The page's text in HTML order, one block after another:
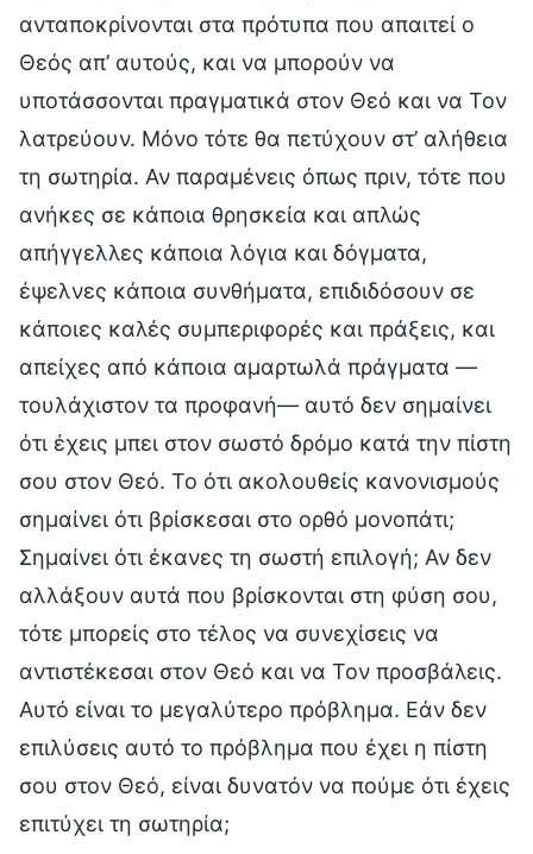
ανταποκρίνονται στα πρότυπα που απαιτεί ο
Θεός απ’ αυτούς, και να μπορούν να
υποτάσσονται πραγματικά στον Θεό και να Τον
λατρεύουν. Μόνο τότε θα πετύχουν στ’ αλήθεια
τη σωτηρία. Αν παραμένεις όπως πριν, τότε που
ανήκες σε κάποια θρησκεία και απλώς
απήγγελλες κάποια λόγια και δόγματα,
έψελνες κάποια συνθήματα, επιδιδόσουν σε
κάποιες καλές συμπεριφορές και πράξεις, και
απείχες από κάποια αμαρτωλά πράγματα —
τουλάχιστον τα προφανή— αυτό δεν σημαίνει
ότι έχεις μπει στον σωστό δρόμο κατά την πίστη
σου στον Θεό. Το ότι ακολουθείς κανονισμούς
σημαίνει ότι βρίσκεσαι στο ορθό μονοπάτι;
Σημαίνει ότι έκανες τη σωστή επιλογή; Αν δεν
αλλάξουν αυτά που βρίσκονται στη φύση σου,
τότε μπορείς στο τέλος να συνεχίσεις να
αντιστέκεσαι στον Θεό και να Τον προσβάλεις.
Αυτό είναι το μεγαλύτερο πρόβλημα. Εάν δεν
επιλύσεις αυτό το πρόβλημα που έχει η πίστη
σου στον Θεό, είναι δυνατόν να πούμε ότι έχεις
επιτύχει τη σωτηρία;